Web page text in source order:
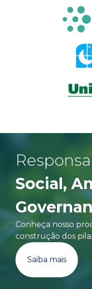
Social,
Conheça nosso
construção dos
Saiba mais